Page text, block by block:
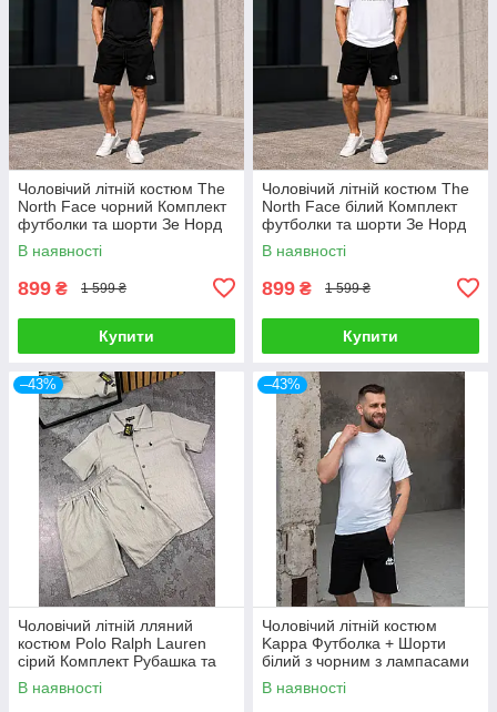
Чоловічий літній костюм The
North Face чорний Комплект
футболки та шорти Зе Норд
Фейс
В наявності
899 ₴ 1 599 ₴
Купити
Чоловічий літній костюм The
North Face білий Комплект
футболки та шорти Зе Норд
Фейс
В наявності
899 ₴ 1 599 ₴
Купити
–43%
Чоловічий літній лляний
костюм Polo Ralph Lauren
сірий Комплект Рубашка та
Шорти на літо
В наявності
–43%
Чоловічий літній костюм
Kappa Футболка + Шорти
білий з чорним з лампасами
Комплект Каппа
В наявності